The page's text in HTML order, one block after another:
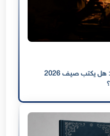
كهرباء عدن تحت مقصلة «العجز»: هل يكتب صيف 2026